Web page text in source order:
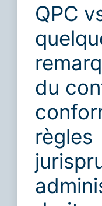
QPC
du
règles